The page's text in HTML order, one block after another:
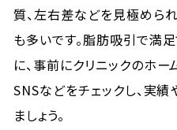
質、左右差などを見極めら
も多いです。脂肪吸引で満
に、事前にクリニックのホ
SNSなどをチェックし、実
ましょう。